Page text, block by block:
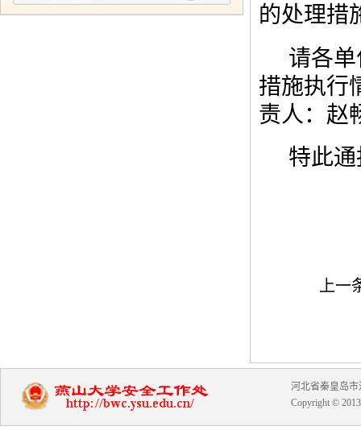
的处理措
请各
措施执行
责人：赵
特此
上一
河北省秦皇岛市
Copyright ©